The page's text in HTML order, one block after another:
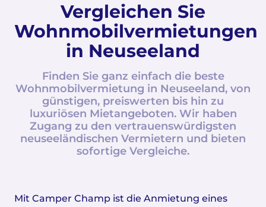
Vergleichen Sie
Wohnmobilvermietungen
in Neuseeland
Finden Sie ganz einfach die beste
Wohnmobilvermietung in Neuseeland, von
günstigen, preiswerten bis hin zu
luxuriösen Mietangeboten. Wir haben
Zugang zu den vertrauenswürdigsten
neuseeländischen Vermietern und bieten
sofortige Vergleiche.
Mit Camper Champ ist die Anmietung eines